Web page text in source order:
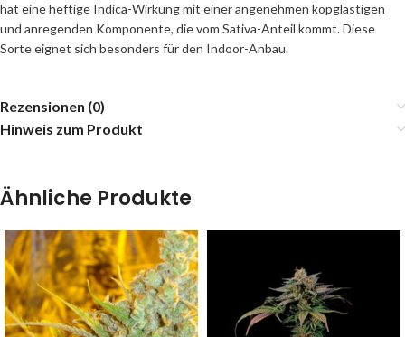
hat eine heftige Indica-Wirkung mit einer angenehmen kopglastigen
und anregenden Komponente, die vom Sativa-Anteil kommt. Diese
Sorte eignet sich besonders für den Indoor-Anbau.
Rezensionen (0)
Hinweis zum Produkt
Ähnliche Produkte